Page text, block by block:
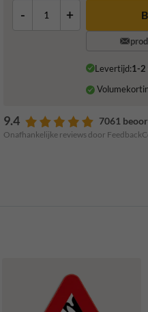
- +
Levertijd:1-2
9.4 7061
Onafhankelijke reviews door